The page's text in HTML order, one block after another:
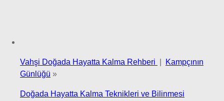
Vahşi Doğada Hayatta Kalma Rehberi
Kampçının
Günlüğü »
Doğada Hayatta Kalma Teknikleri ve Bilinmesi